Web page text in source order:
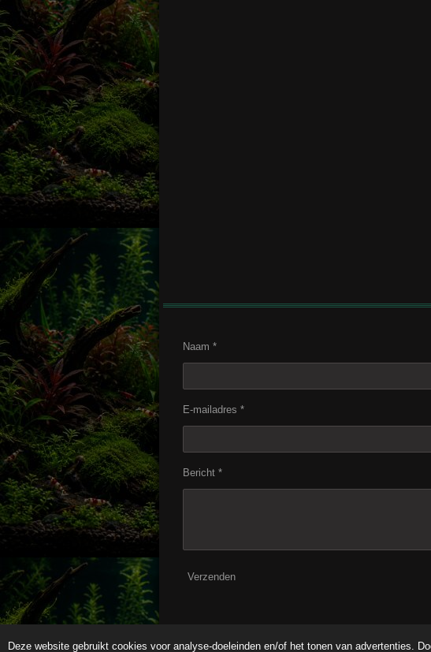
Deze website gebruikt cookies voor analyse-doeleinden en/of het tonen van advertenties.
Naam *
E-mailadres *
Bericht *
Verzenden